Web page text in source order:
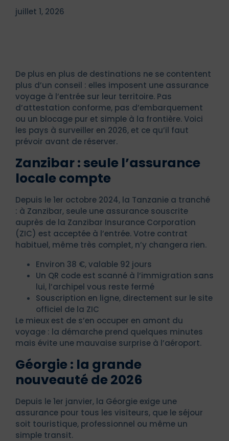
juillet 1, 2026
De plus en plus de destinations ne se contentent
plus d’un conseil : elles imposent une assurance
voyage à l’entrée sur leur territoire. Pas
d’attestation conforme, pas d’embarquement
ou un blocage pur et simple à la frontière. Voici
les pays à surveiller en 2026, et ce qu’il faut
prévoir avant de réserver.
Zanzibar : seule l’assurance
locale compte
Depuis le 1er octobre 2024, la Tanzanie a tranché
: à Zanzibar, seule une assurance souscrite
auprès de la Zanzibar Insurance Corporation
(ZIC) est acceptée à l’entrée. Votre contrat
habituel, même très complet, n’y changera rien.
Environ 38 €, valable 92 jours
Un QR code est scanné à l’immigration sans
lui, l’archipel vous reste fermé
Souscription en ligne, directement sur le site
officiel de la ZIC
Le mieux est de s’en occuper en amont du
voyage : la démarche prend quelques minutes
mais évite une mauvaise surprise à l’aéroport.
Géorgie : la grande
nouveauté de 2026
Depuis le 1er janvier, la Géorgie exige une
assurance pour tous les visiteurs, que le séjour
soit touristique, professionnel ou même un
simple transit.